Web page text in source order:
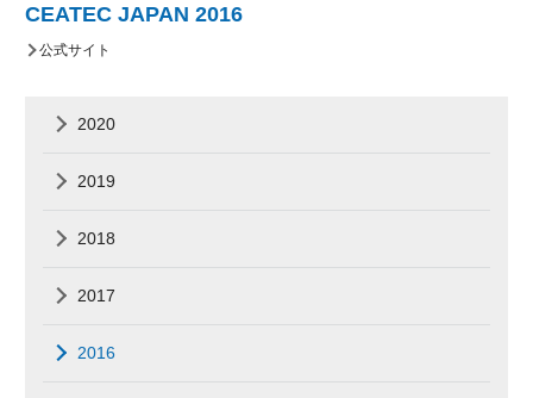
CEATEC JAPAN 2016
公式サイト
2020
2019
2018
2017
2016